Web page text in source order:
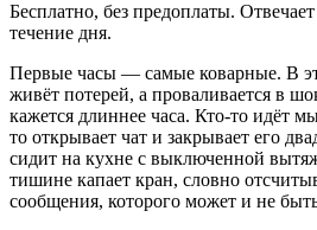
Бесплатно, без предоплаты.
течение дня.
Первые часы — самые коварные. В
живёт потерей, а проваливается в
кажется длиннее часа. Кто-то идёт
то открывает чат и закрывает его
сидит на кухне с выключенной
тишине капает кран, словно
сообщения, которого может и не